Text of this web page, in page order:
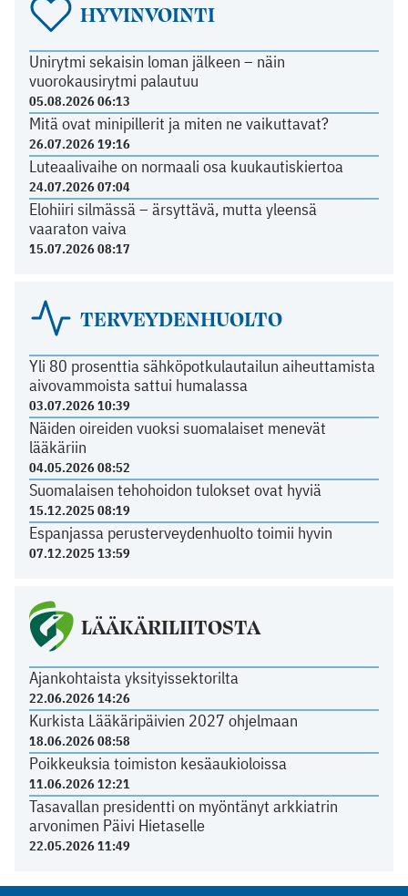
HYVINVOINTI
Unirytmi sekaisin loman jälkeen – näin
vuorokausirytmi palautuu
05.08.2026 06:13
Mitä ovat minipillerit ja miten ne vaikuttavat?
26.07.2026 19:16
Luteaalivaihe on normaali osa kuukautiskiertoa
24.07.2026 07:04
Elohiiri silmässä – ärsyttävä, mutta yleensä
vaaraton vaiva
15.07.2026 08:17
TERVEYDENHUOLTO
Yli 80 prosenttia sähköpotkulautailun aiheuttamista
aivovammoista sattui humalassa
03.07.2026 10:39
Näiden oireiden vuoksi suomalaiset menevät
lääkäriin
04.05.2026 08:52
Suomalaisen tehohoidon tulokset ovat hyviä
15.12.2025 08:19
Espanjassa perusterveydenhuolto toimii hyvin
07.12.2025 13:59
LÄÄKÄRILIITOSTA
Ajankohtaista yksityissektorilta
22.06.2026 14:26
Kurkista Lääkäripäivien 2027 ohjelmaan
18.06.2026 08:58
Poikkeuksia toimiston kesäaukioloissa
11.06.2026 12:21
Tasavallan presidentti on myöntänyt arkkiatrin
arvonimen Päivi Hietaselle
22.05.2026 11:49